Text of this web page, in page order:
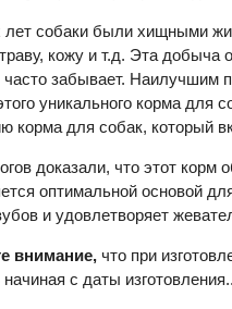
лет собаки были хищными
кожу и т.д. Эта
забывает. Наилучшим
уникального корма для
корма для собак, который
доказали, что этот
оптимальной основой
и удовлетворяет
внимание, что при
с даты